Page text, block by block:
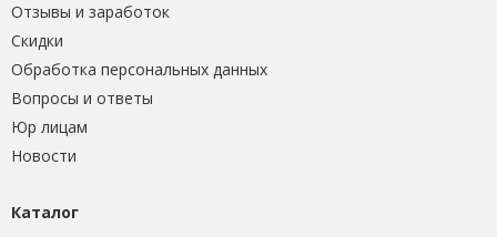
Отзывы и заработок
Скидки
Обработка персональных данных
Вопросы и ответы
Юр лицам
Новости
Каталог